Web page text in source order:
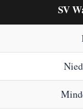
SV